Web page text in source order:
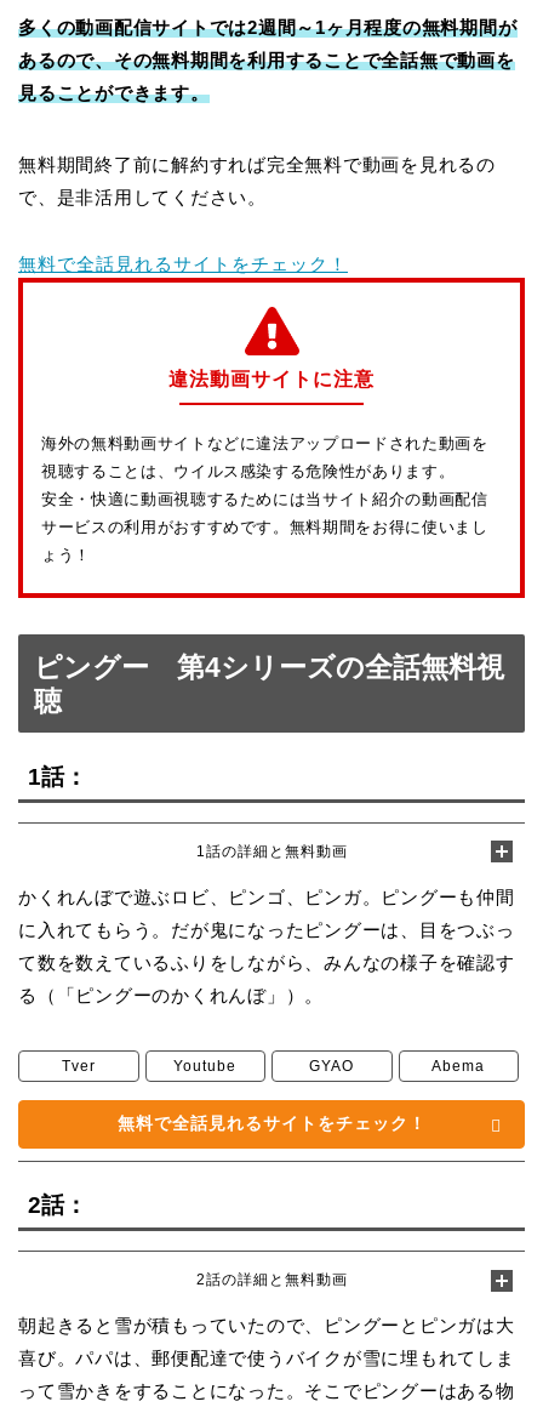
多くの動画配信サイトでは2週間～1ヶ月程度の無料期間が
あるので、その無料期間を利用することで全話無で動画を
見ることができます。
無料期間終了前に解約すれば完全無料で動画を見れるの
で、是非活用してください。
無料で全話見れるサイトをチェック！
違法動画サイトに注意
海外の無料動画サイトなどに違法アップロードされた動画を
視聴することは、ウイルス感染する危険性があります。
安全・快適に動画視聴するためには当サイト紹介の動画配信
サービスの利用がおすすめです。無料期間をお得に使いまし
ょう！
ピングー 第4シリーズの全話無料視
聴
1話：
1話の詳細と無料動画
かくれんぼで遊ぶロビ、ピンゴ、ピンガ。ピングーも仲間
に入れてもらう。だが鬼になったピングーは、目をつぶっ
て数を数えているふりをしながら、みんなの様子を確認す
る（「ピングーのかくれんぼ」）。
Tver Youtube GYAO Abema
無料で全話見れるサイトをチェック！
2話：
2話の詳細と無料動画
朝起きると雪が積もっていたので、ピングーとピンガは大
喜び。パパは、郵便配達で使うバイクが雪に埋もれてしま
って雪かきをすることになった。そこでピングーはある物